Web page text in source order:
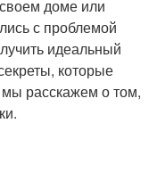
доме или
с проблемой
идеальный
которые
мы расскажем о том,